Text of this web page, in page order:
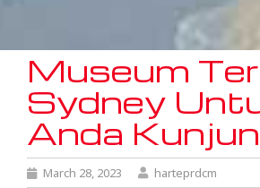
CONTENT
Museum
Sydney
Anda
March 28, 2023 harteprdcm